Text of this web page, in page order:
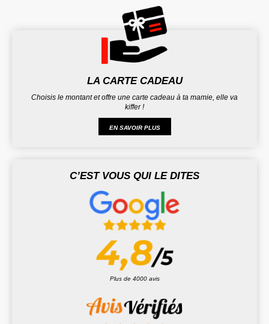
LA CARTE CADEAU
Choisis le montant et offre une carte cadeau à ta mamie, elle va
kiffer !
EN SAVOIR PLUS
C’EST VOUS QUI LE DITES
Plus de 4000 avis